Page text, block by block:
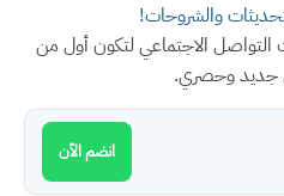
والشروحات!
التواصل الاجتماعي لتكون أول من
جديد وحصري.
انضم الآن